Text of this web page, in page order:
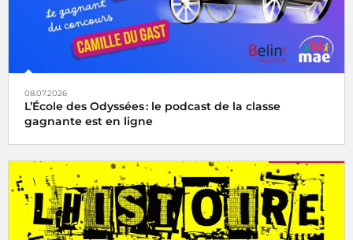
08.07.2026
L’École des Odyssées : le podcast de la classe
gagnante est en ligne